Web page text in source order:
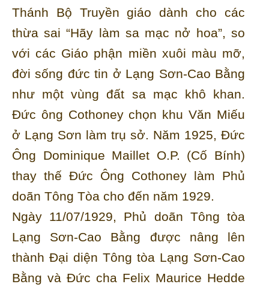
Thánh Bộ Truyền giáo dành cho các
thừa sai “Hãy làm sa mạc nở hoa”, so
với các Giáo phận miền xuôi màu mỡ,
đời sống đức tin ở Lạng Sơn-Cao Bằng
như một vùng đất sa mạc khô khan.
Đức ông Cothoney chọn khu Văn Miếu
ở Lạng Sơn làm trụ sở. Năm 1925, Đức
Ông Dominique Maillet O.P. (Cố Bính)
thay thế Đức Ông Cothoney làm Phủ
doãn Tông Tòa cho đến năm 1929.
Ngày 11/07/1929, Phủ doãn Tông tòa
Lạng Sơn-Cao Bằng được nâng lên
thành Ðại diện Tông tòa Lạng Sơn-Cao
Bằng và Đức cha Felix Maurice Hedde